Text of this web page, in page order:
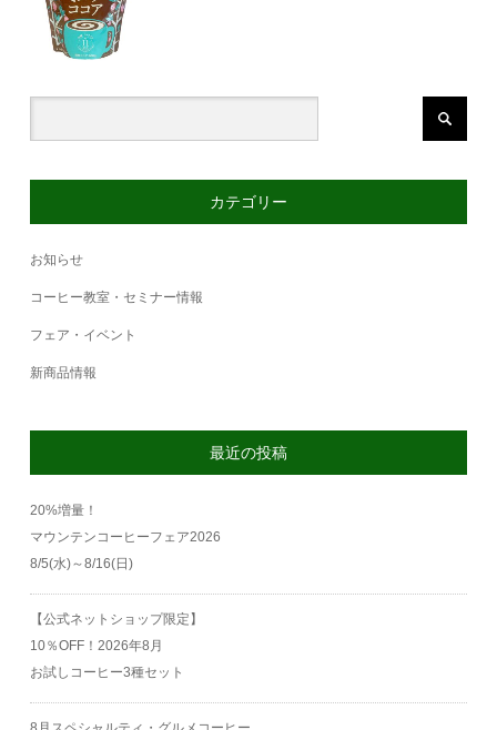
カテゴリー
お知らせ
コーヒー教室・セミナー情報
フェア・イベント
新商品情報
最近の投稿
20%増量！
マウンテンコーヒーフェア2026
8/5(水)～8/16(日)
【公式ネットショップ限定】
10％OFF！2026年8月
お試しコーヒー3種セット